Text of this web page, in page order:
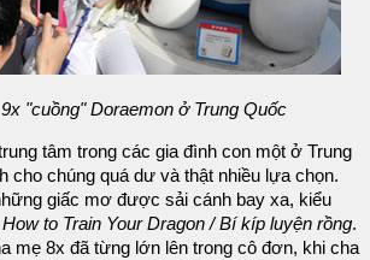
"cuồng" Doraemon ở Trung Quốc
tâm trong các gia đình con một ở Trung
cho chúng quá dư và thật nhiều lựa chọn.
giấc mơ được sải cánh bay xa, kiểu
How to Train Your Dragon / Bí kíp luyện rồng.
mẹ 8x đã từng lớn lên trong cô đơn, khi cha